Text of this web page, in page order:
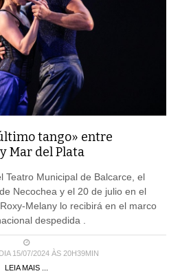
Mar del Plata
Teatro Municipal de Balcarce, el
Necochea y el 20 de julio en el
Melany lo recibirá en el marco
despedida .
15/07/2024 ÀS 20H39MIN
LEIA MAIS ...